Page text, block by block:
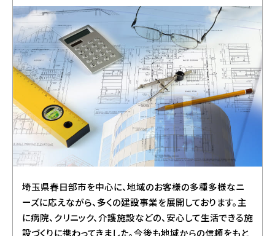
埼玉県春日部市を中心に、地域のお客様の多種多様なニ
ーズに応えながら、多くの建設事業を展開しております。主
に病院、クリニック、介護施設などの、安心して生活できる施
設づくりに携わってきました。今後も地域からの信頼をもと